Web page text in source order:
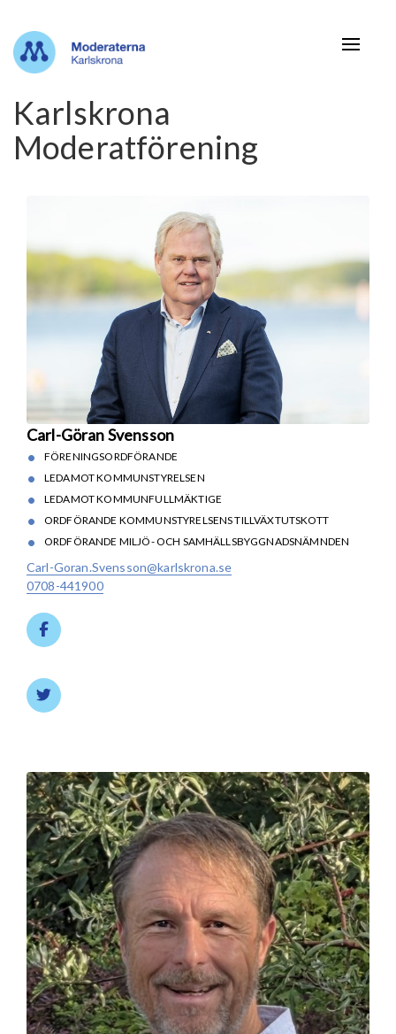
Karlskrona
Moderatförening
Carl-Göran Svensson
FÖRENINGSORDFÖRANDE
LEDAMOT KOMMUNSTYRELSEN
LEDAMOT KOMMUNFULLMÄKTIGE
ORDFÖRANDE KOMMUNSTYRELSENS TILLVÄXTUTSKOTT
ORDFÖRANDE MILJÖ- OCH SAMHÄLLSBYGGNADSNÄMNDEN
Carl-Goran.Svensson@karlskrona.se
0708-441900